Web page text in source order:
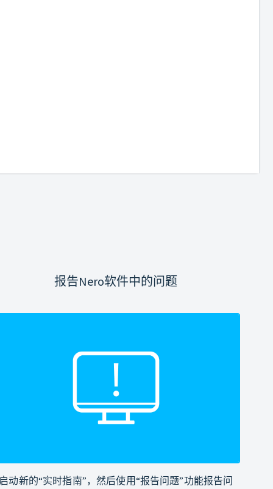
报告Nero软件中的问题
动新的“实时指南”，然后使用“报告问题”功能报告问